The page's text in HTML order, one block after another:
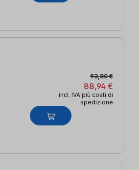
88,94 €
93,80 €
incl. IVA più costi di
spedizione